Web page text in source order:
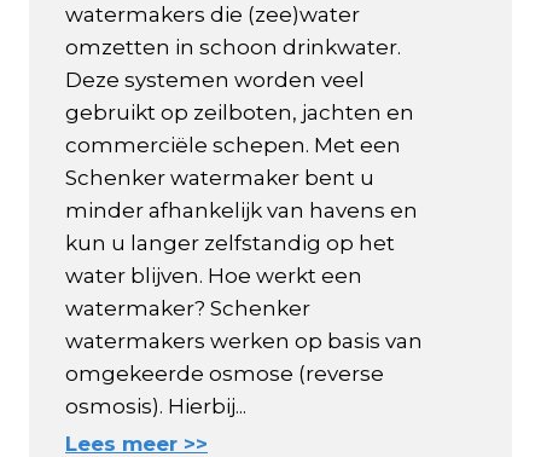
watermakers die (zee)water
omzetten in schoon drinkwater.
Deze systemen worden veel
gebruikt op zeilboten, jachten en
commerciële schepen. Met een
Schenker watermaker bent u
minder afhankelijk van havens en
kun u langer zelfstandig op het
water blijven. Hoe werkt een
watermaker? Schenker
watermakers werken op basis van
omgekeerde osmose (reverse
osmosis). Hierbij...
Lees meer >>